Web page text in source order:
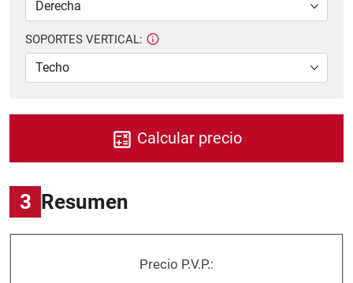
SOPORTES VERTICAL:
Calcular precio
3 Resumen
Precio P.V.P.: